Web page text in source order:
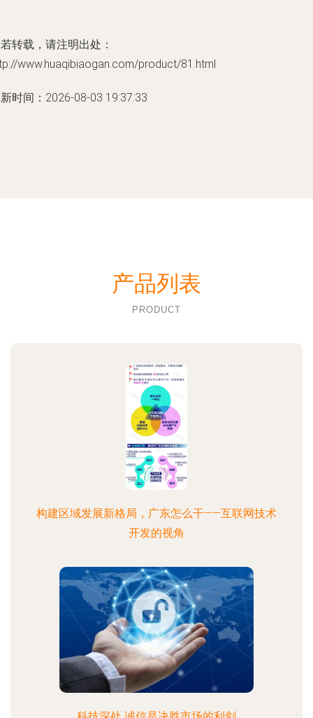
转载，请注明出处：
www.huaqibiaogan.com/product/81.html
时间：2026-08-03 19:37:33
产品列表
PRODUCT
构建区域发展新格局，广东怎么干——互联网技术
开发的视角